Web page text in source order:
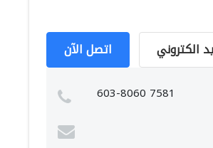
اتصل الآن الكتروني
603-8060 7581